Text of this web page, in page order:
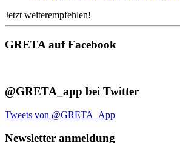
Jetzt weiterempfehlen!
GRETA auf Facebook
@GRETA_app bei Twitter
Tweets von @GRETA_App
Newsletter anmeldung